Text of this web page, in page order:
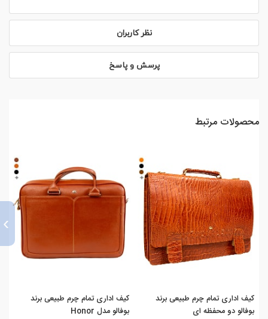
نظر کاربران
پرسش و پاسخ
محصولات مرتبط
کیف اداری تمام چرم طبیعی برند
بوفالو دو محفظه ای
کیف اداری تمام چرم طبیعی برند
بوفالو مدل Honor
›